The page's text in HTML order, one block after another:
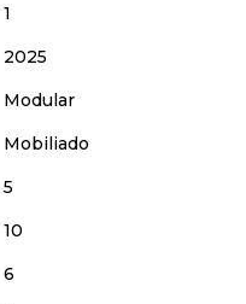
1
2025
Modular
Mobiliado
5
10
6